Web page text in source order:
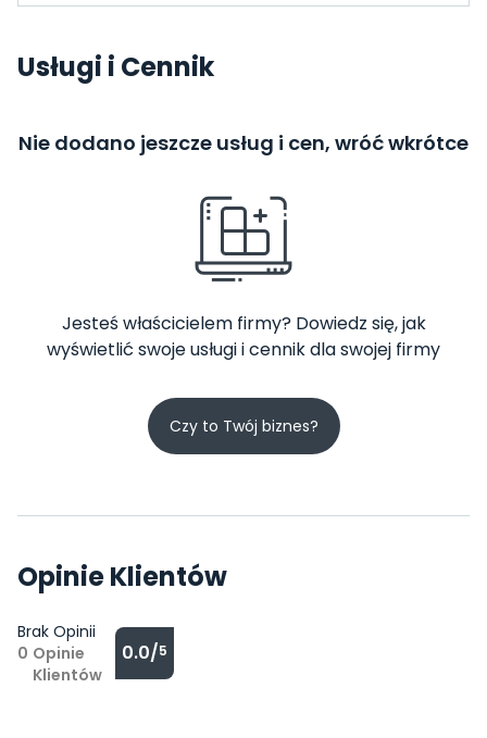
Usługi i Cennik
Nie dodano jeszcze usług i cen, wróć wkrótce
Jesteś właścicielem firmy? Dowiedz się, jak
wyświetlić swoje usługi i cennik dla swojej firmy
Czy to Twój biznes?
Opinie Klientów
Brak Opinii
0 Opinie
Klientów
0.0/5